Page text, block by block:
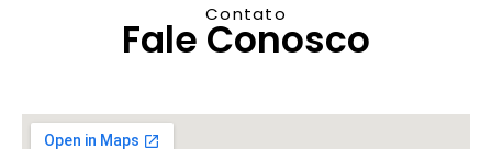
Contato
Fale Conosco